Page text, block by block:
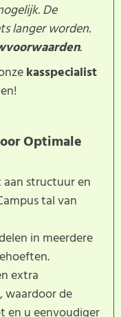
De
langer worden.
.
kasspecialist
Optimale
structuur en
tal van
in meerdere
extra
waardoor de